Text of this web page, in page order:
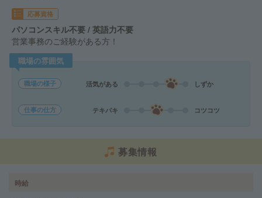
応募資格
パソコンスキル不要 / 英語力不要
営業事務のご経験がある方！
職場の雰囲気
職場の様子 活気がある しずか
仕事の仕方 テキパキ コツコツ
募集情報
時給